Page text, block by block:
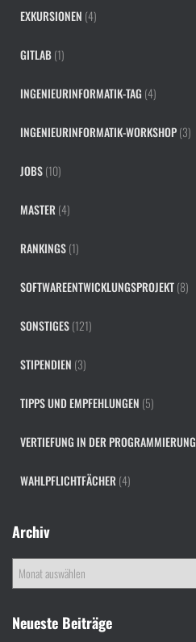
EXKURSIONEN (4)
GITLAB(1)
INGENIEURINFORMATIK-TAG (4)
INGENIEURINFORMATIK-WORKSHOP(3)
JOBS(10)
MASTER(4)
RANKINGS(1)
SOFTWAREENTWICKLUNGSPROJEKT(8)
SONSTIGES(121)
STIPENDIEN (3)
TIPPS UND EMPFEHLUNGEN (5)
VERTIEFUNG IN DER PROGRAMMIERUNG
WAHLPFLICHTFÄCHER(4)
Archiv
r
h
Neueste Beiträge